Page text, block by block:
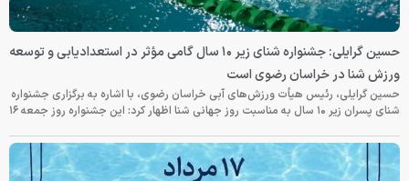
حسین گرایلی: جشنواره شنای زیر ۱۰ سال گامی مؤثر در استعدادیابی و توسعه
ورزش شنا در خراسان رضوی است
حسین گرایلی، رئیس هیأت ورزش‌های آبی خراسان رضوی، با اشاره به برگزاری جشنواره
شنای پسران زیر ۱۰ سال به مناسبت روز جهانی شنا اظهار کرد: این جشنواره روز جمعه‌ ۱۶